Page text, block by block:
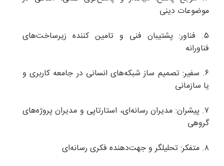
موضوعات دینی
۵. فناور: پشتیبان فنی و تامین کننده زیرساخت‌های
فناورانه
۶. سفیر: تصمیم ساز شبکه‌های انسانی در جامعه کاربری و
یا سازمانی
۷. پیشران: مدیران رسانه‌ای، استارتاپی و مدیران پروژه‌های
گروهی
۸. متفکر: تحلیلگر و جهت‌دهنده فکری رسانه‌ای